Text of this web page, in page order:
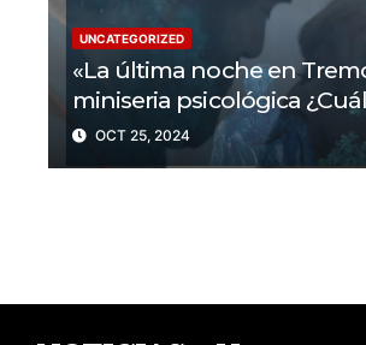
UNCATEGORIZED
«La última noche en
miniseria psicológica
trama?
OCT 25, 2024